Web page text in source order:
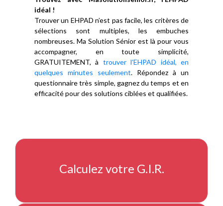
idéal !
Trouver un EHPAD n’est pas facile, les critères de
sélections sont multiples, les embuches
nombreuses. Ma Solution Sénior est là pour vous
accompagner, en toute simplicité,
GRATUITEMENT, à trouver l’EHPAD idéal, en
quelques minutes seulement. Répondez à un
questionnaire très simple, gagnez du temps et en
efficacité pour des solutions ciblées et qualifiées.
Calculez votre G.I.R.